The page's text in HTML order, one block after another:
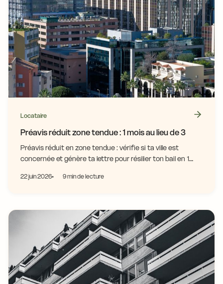
Locataire
Préavis réduit zone tendue : 1 mois au lieu de 3
Préavis réduit en zone tendue : vérifie si ta ville est
concernée et génère ta lettre pour résilier ton bail en 1
22 juin 2026 9 min de lecture